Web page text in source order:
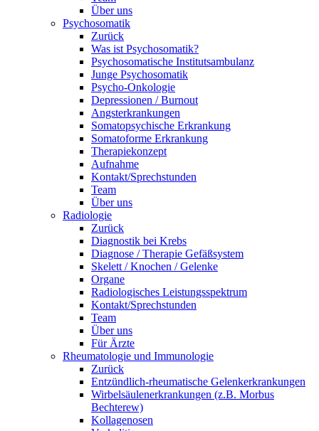
Über uns
Psychosomatik
Zurück
Was ist Psychosomatik?
Psychosomatische Institutsambulanz
Junge Psychosomatik
Psycho-Onkologie
Depressionen / Burnout
Angsterkrankungen
Somatopsychische Erkrankung
Somatoforme Erkrankung
Therapiekonzept
Aufnahme
Kontakt/Sprechstunden
Team
Über uns
Radiologie
Zurück
Diagnostik bei Krebs
Diagnose / Therapie Gefäßsystem
Skelett / Knochen / Gelenke
Organe
Radiologisches Leistungsspektrum
Kontakt/Sprechstunden
Team
Über uns
Für Ärzte
Rheumatologie und Immunologie
Zurück
Entzündlich-rheumatische Gelenkerkrankungen
Wirbelsäulenerkrankungen (z.B. Morbus
Bechterew)
Kollagenosen